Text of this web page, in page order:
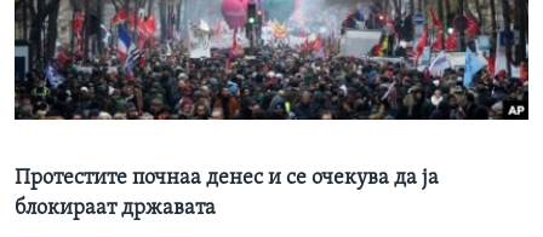
ИНТЕРВЈУА
Јазици
Протестите почнaa денес и се очекува да ја
блокираат државата